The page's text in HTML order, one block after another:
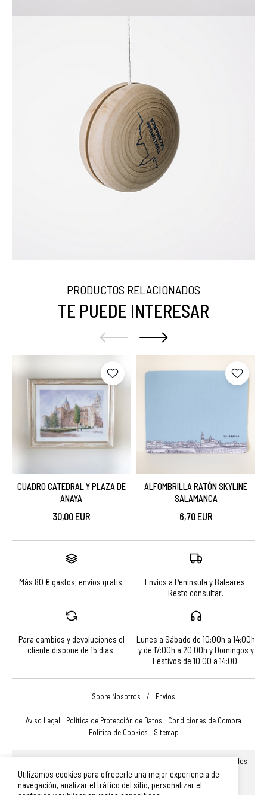
Utilizamos cookies para ofrecerle una mejor experiencia de
navegación, analizar el tráfico del sitio, personalizar el
PRODUCTOS RELACIONADOS
TE PUEDE INTERESAR
CUADRO CATEDRAL Y PLAZA DE
ANAYA
30,00 EUR
ALFOMBRILLA RATÓN SKYLINE
SALAMANCA
6,70 EUR
Más 80 € gastos, envíos gratis.
Envíos a Península y Baleares.
Resto consultar.
Para cambios y devoluciones el
cliente dispone de 15 días.
Lunes a Sábado de 10:00h a 14:00h
y de 17:00h a 20:00h y Domingos y
Festivos de 10:00 a 14:00.
Sobre Nosotros / Envíos
Aviso Legal Política de Protección de Datos
Condiciones de Compra
Política de Cookies
Sitemap
© Turismo, Comercio y Promoción Económica de Salamanca, S.A.U. Todos
los derechos reservados.
Plaza Mayor 14, 37002, Salamanca (España) |Teléfono: 923 366 756
merchandising@turismodesalamanca.com